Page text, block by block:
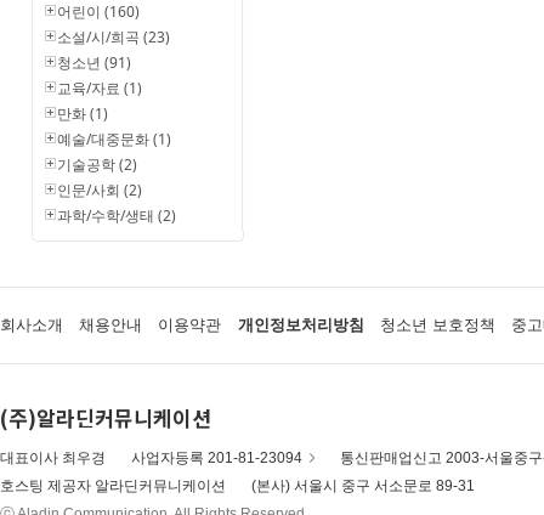
어린이 (160)
소설/시/희곡 (23)
청소년 (91)
교육/자료 (1)
만화 (1)
예술/대중문화 (1)
기술공학 (2)
인문/사회 (2)
과학/수학/생태 (2)
회사소개 채용안내 이용약관 개인정보처리방침 청소년 보호정책 중
(주)알라딘커뮤니케이션
대표이사 최우경 사업자등록 201-81-23094
통신판매업신고 2003-서울중
호스팅 제공자 알라딘커뮤니케이션
(본사) 서울시 중구 서소문로 89-31